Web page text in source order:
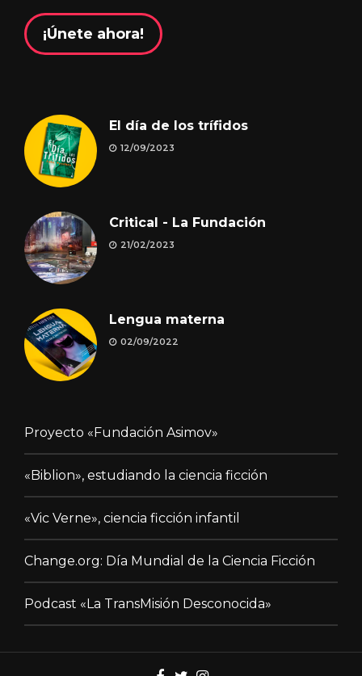
¡Únete ahora!
El día de los trífidos
12/09/2023
Critical - La Fundación
21/02/2023
Lengua materna
02/09/2022
Proyecto «Fundación Asimov»
«Biblion», estudiando la ciencia ficción
«Vic Verne», ciencia ficción infantil
Change.org: Día Mundial de la Ciencia Ficción
Podcast «La TransMisión Desconocida»